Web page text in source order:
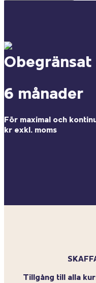
6 månader
För maximal och
kr exkl. moms
Tillgång till alla